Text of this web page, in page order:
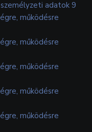
adatok 9
működésre
működésre
működésre
működésre
működésre